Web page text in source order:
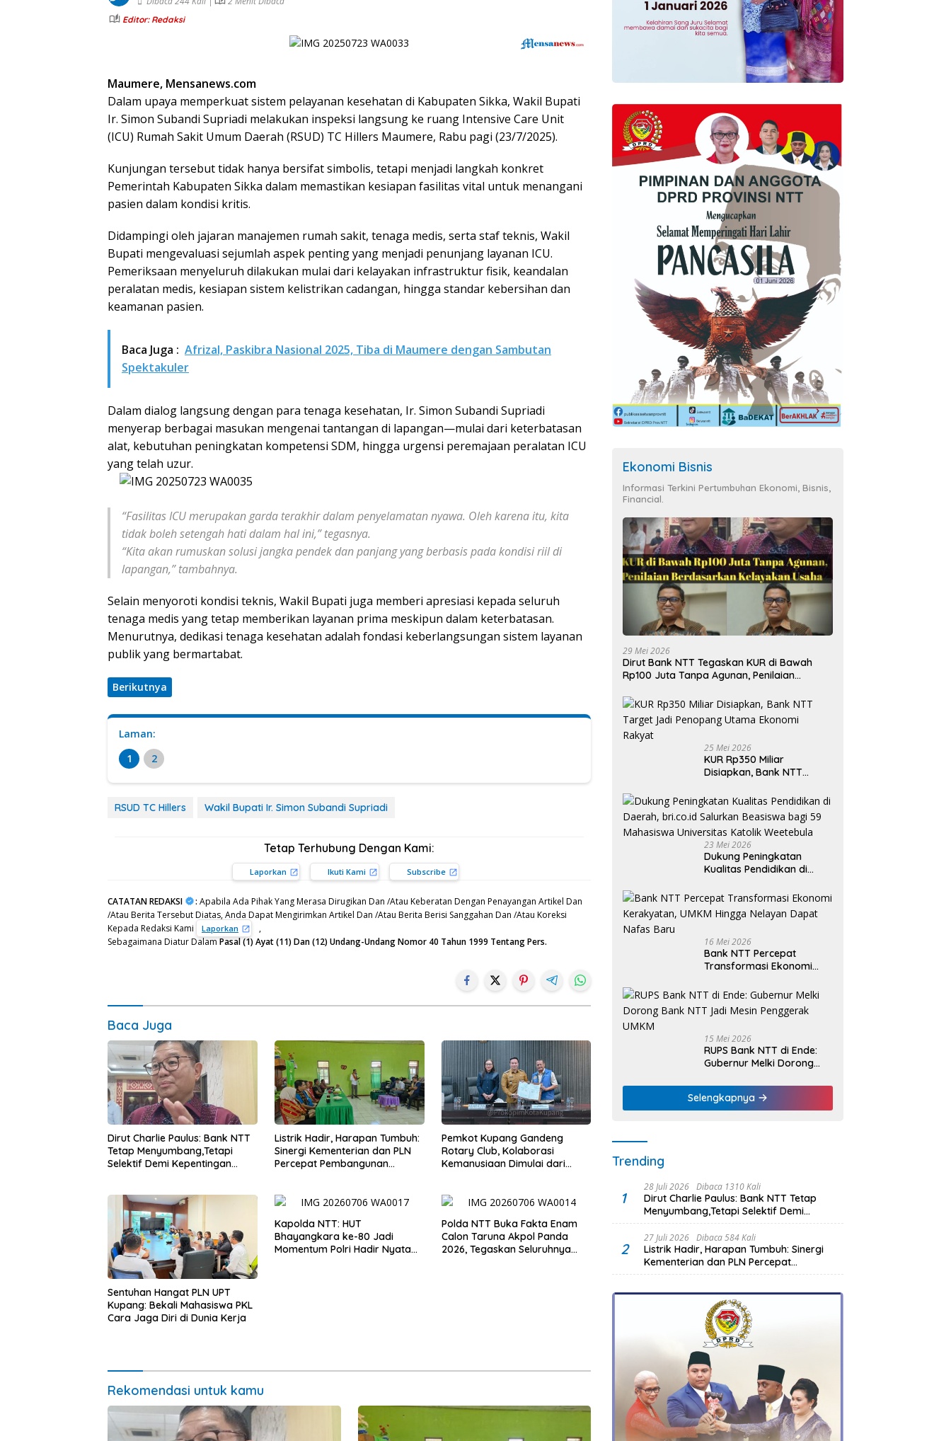
Editor: Redaksi
Maumere, Mensanews.com
Dalam upaya memperkuat sistem pelayanan kesehatan di Kabupaten Sikka, Wakil Bupati
Ir. Simon Subandi Supriadi melakukan inspeksi langsung ke ruang Intensive Care Unit
(ICU) Rumah Sakit Umum Daerah (RSUD) TC Hillers Maumere, Rabu pagi (23/7/2025).
Kunjungan tersebut tidak hanya bersifat simbolis, tetapi menjadi langkah konkret
Pemerintah Kabupaten Sikka dalam memastikan kesiapan fasilitas vital untuk menangani
pasien dalam kondisi kritis.
Didampingi oleh jajaran manajemen rumah sakit, tenaga medis, serta staf teknis, Wakil
Bupati mengevaluasi sejumlah aspek penting yang menjadi penunjang layanan ICU.
Pemeriksaan menyeluruh dilakukan mulai dari kelayakan infrastruktur fisik, keandalan
peralatan medis, kesiapan sistem kelistrikan cadangan, hingga standar kebersihan dan
keamanan pasien.
Baca Juga : Afrizal, Paskibra Nasional 2025, Tiba di Maumere dengan Sambutan
Spektakuler
Dalam dialog langsung dengan para tenaga kesehatan, Ir. Simon Subandi Supriadi
menyerap berbagai masukan mengenai tantangan di lapangan—mulai dari keterbatasan
alat, kebutuhan peningkatan kompetensi SDM, hingga urgensi peremajaan peralatan ICU
yang telah uzur.
“Fasilitas ICU merupakan garda terakhir dalam penyelamatan nyawa. Oleh karena itu, kita
tidak boleh setengah hati dalam hal ini,” tegasnya.
“Kita akan rumuskan solusi jangka pendek dan panjang yang berbasis pada kondisi riil di
lapangan,” tambahnya.
Selain menyoroti kondisi teknis, Wakil Bupati juga memberi apresiasi kepada seluruh
tenaga medis yang tetap memberikan layanan prima meskipun dalam keterbatasan.
Menurutnya, dedikasi tenaga kesehatan adalah fondasi keberlangsungan sistem layanan
publik yang bermartabat.
Berikutnya
Laman:
1
2
RSUD TC Hillers Wakil Bupati Ir. Simon Subandi Supriadi
Tetap Terhubung Dengan Kami:
Laporkan Ikuti Kami Subscribe
CATATAN REDAKSI : Apabila Ada Pihak Yang Merasa Dirugikan Dan /Atau Keberatan Dengan Penayangan Artikel Dan
/Atau Berita Tersebut Diatas, Anda Dapat Mengirimkan Artikel Dan /Atau Berita Berisi Sanggahan Dan /Atau Koreksi
Kepada Redaksi Kami
Laporkan
,
Sebagaimana Diatur DalamPasal (1) Ayat (11) Dan (12) Undang-Undang Nomor 40 Tahun 1999 Tentang Pers.
Baca Juga
Dirut Charlie Paulus: Bank NTT
Tetap Menyumbang,Tetapi
Selektif Demi Kepentingan
Listrik Hadir, Harapan Tumbuh:
Sinergi Kementerian dan PLN
Percepat Pembangunan
Pemkot Kupang Gandeng
Rotary Club, Kolaborasi
Kemanusiaan Dimulai dari
Sentuhan Hangat PLN UPT
Kupang: Bekali Mahasiswa PKL
Cara Jaga Diri di Dunia Kerja
Kapolda NTT: HUT
Bhayangkara ke-80 Jadi
Momentum Polri Hadir Nyata
Polda NTT Buka Fakta Enam
Calon Taruna Akpol Panda
2026, Tegaskan Seluruhnya
Rekomendasi untuk kamu
Ekonomi Bisnis
Informasi Terkini Pertumbuhan Ekonomi, Bisnis,
Financial.
29 Mei 2026
Dirut Bank NTT Tegaskan KUR di Bawah
Rp100 Juta Tanpa Agunan, Penilaian
25 Mei 2026
KUR Rp350 Miliar
Disiapkan, Bank NTT
Utama Ekonomi Rakyat
23 Mei 2026
Dukung Peningkatan
Kualitas Pendidikan di
Beasiswa bagi 59
Mahasiswa Universitas
Katolik Weetebula
16 Mei 2026
Bank NTT Percepat
Transformasi Ekonomi
Nelayan Dapat Nafas
Baru
15 Mei 2026
RUPS Bank NTT di Ende:
Gubernur Melki Dorong
Penggerak UMKM
Selengkapnya
Trending
1
28 Juli 2026 Dibaca 1310 Kali
Dirut Charlie Paulus: Bank NTT Tetap
Menyumbang,Tetapi Selektif Demi
Kepentingan Masyarakat
2
27 Juli 2026 Dibaca 584 Kali
Listrik Hadir, Harapan Tumbuh: Sinergi
Kementerian dan PLN Percepat
Pembangunan Infrastruktur Desa